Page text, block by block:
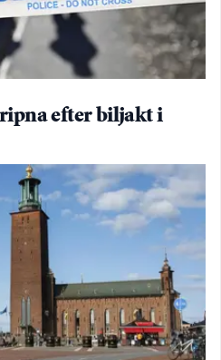
efter biljakt i